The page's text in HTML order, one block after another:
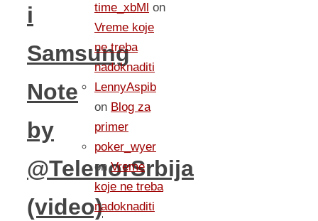
i
Samsung
Note
by
@TelenorSrbija
(video)
time_xbMl on
Vreme koje
ne treba
nadoknaditi
LennyAspib
on Blog za
primer
poker_wyer
onVreme
koje ne treba
nadoknaditi